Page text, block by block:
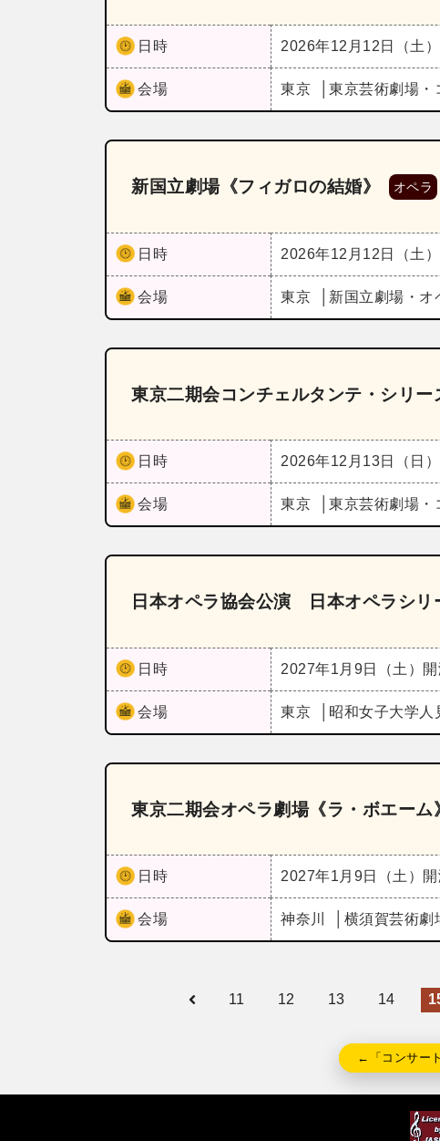
日時 2026年12月12日（土）
会場 東京 東京芸術劇場・
新国立劇場《フィガロの結婚》 オペラ
日時 2026年12月12日（土）
会場 東京 新国立劇場・オ
東京二期会コンチェルタンテ・シリー
日時 2026年12月13日（日）
会場 東京 東京芸術劇場・
日本オペラ協会公演 日本オペラシリ
日時 2027年1月9日（土）
会場 東京 昭和女子大学人
東京二期会オペラ劇場《ラ・ボエーム
日時 2027年1月9日（土）
会場 神奈川 横須賀芸術劇
11 12 13 14
←「コンサー